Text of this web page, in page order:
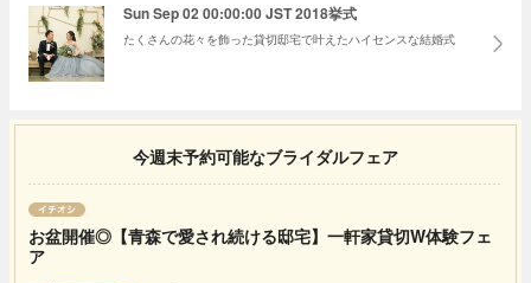
Sun Sep 02 00:00:00 JST 2018挙式
たくさんの花々を飾った貸切邸宅で叶えたハイセンスな結婚式
今週末予約可能なブライダルフェア
お盆開催◎【青森で愛され続ける邸宅】一軒家貸切W体験フェ
ア